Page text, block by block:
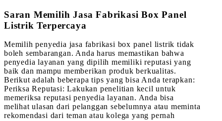
Saran Memilih Jasa Fabrikasi Box Panel
Listrik Terpercaya
Memilih penyedia jasa fabrikasi box panel listrik tidak
boleh sembarangan. Anda harus memastikan bahwa
penyedia layanan yang dipilih memiliki reputasi yang
baik dan mampu memberikan produk berkualitas.
Berikut adalah beberapa tips yang bisa Anda terapkan:
Periksa Reputasi: Lakukan penelitian kecil untuk
memeriksa reputasi penyedia layanan. Anda bisa
melihat ulasan dari pelanggan sebelumnya atau meminta
rekomendasi dari teman atau kolega yang pernah